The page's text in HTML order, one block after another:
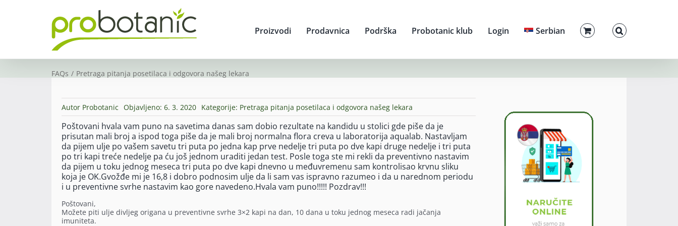
Proizvodi Prodavnica Podrška Probotanic klub Login Serbian
FAQs Pretraga pitanja posetilaca i odgovora našeg lekara
Autor Probotanic Objavljeno: 6. 3. 2020 Kategorije: Pretraga pitanja posetilaca i odgovora našeg lekara
Poštovani hvala vam puno na savetima danas sam dobio rezultate na kandidu u stolici gde piše da je
prisutan mali broj a ispod toga piše da je mali broj normalna flora creva u laboratorija aqualab. Nastavljam
da pijem ulje po vašem savetu tri puta po jedna kap prve nedelje tri puta po dve kapi druge nedelje i tri puta
po tri kapi treće nedelje pa ću još jednom uraditi jedan test. Posle toga ste mi rekli da preventivno nastavim
da pijem u toku jednog meseca tri puta po dve kapi dnevno u međuvremenu sam kontrolisao krvnu sliku
koja je OK.Gvožđe mi je 16,8 i dobro podnosim ulje da li sam vas ispravno razumeo i da u narednom periodu
i u preventivne svrhe nastavim kao gore navedeno.Hvala vam puno!!!!! Pozdrav!!!
Poštovani,
Možete piti ulje divljeg origana u preventivne svrhe 3×2 kapi na dan, 10 dana u toku jednog meseca radi jačanja
imuniteta.